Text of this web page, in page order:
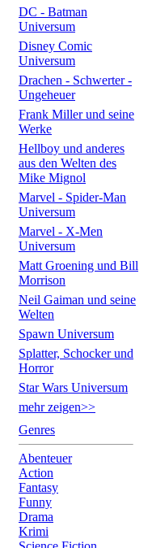
DC - Batman
Universum
Disney Comic
Universum
Drachen - Schwerter -
Ungeheuer
Frank Miller und seine
Werke
Hellboy und anderes
aus den Welten des
Mike Mignol
Marvel - Spider-Man
Universum
Marvel - X-Men
Universum
Matt Groening und Bill
Morrison
Neil Gaiman und seine
Welten
Spawn Universum
Splatter, Schocker und
Horror
Star Wars Universum
mehr zeigen>>
Genres
Abenteuer
Action
Fantasy
Funny
Drama
Krimi